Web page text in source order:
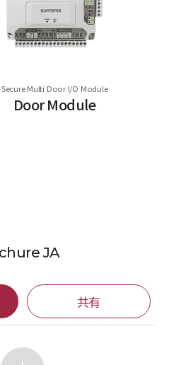
Secure Multi Door I/O Module
Door Module
JA
共有